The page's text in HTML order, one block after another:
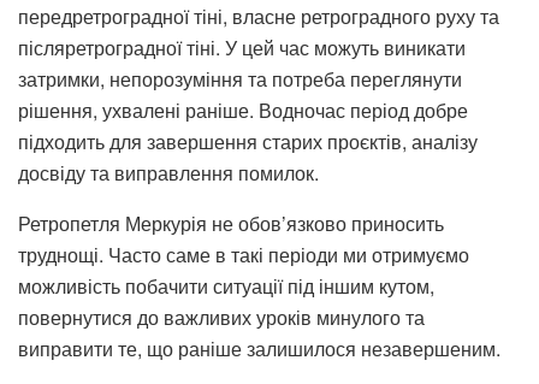
передретроградної тіні, власне ретроградного руху та
післяретроградної тіні. У цей час можуть виникати
затримки, непорозуміння та потреба переглянути
рішення, ухвалені раніше. Водночас період добре
підходить для завершення старих проєктів, аналізу
досвіду та виправлення помилок.
Ретропетля Меркурія не обов’язково приносить
труднощі. Часто саме в такі періоди ми отримуємо
можливість побачити ситуації під іншим кутом,
повернутися до важливих уроків минулого та
виправити те, що раніше залишилося незавершеним.